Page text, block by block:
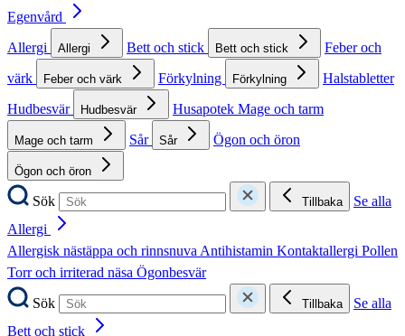
Egenvård
Allergi
Allergi Bett och stick Bett och stick
Feber och
värk
Feber och värk Förkylning Förkylning
Halstabletter
Hudbesvär
Hudbesvär Husapotek Mage och tarm
Mage och tarm Sår Sår Ögon och öron
Ögon och öron
Sök Tillbaka
Se alla
Allergi
Allergisk nästäppa och rinnsnuvaAntihistamin Kontaktallergi Pollen
Torr och irriterad näsa Ögonbesvär
Sök
Tillbaka
Se alla
Bett och stick